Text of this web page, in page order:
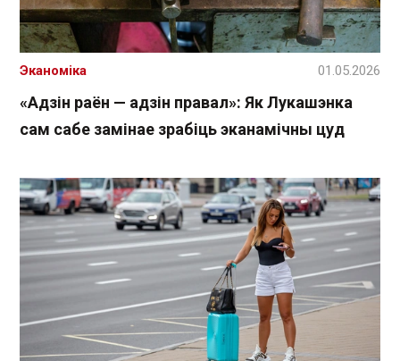
«Адзін раён — адзін правал»: Як Лукашэнка
сам сабе замінае зрабіць эканамічны цуд
Эканоміка 01.05.2026